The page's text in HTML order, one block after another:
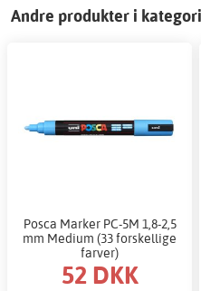
Andre produkter i
Posca Marker PC-5M 1,8-2,5
mm Medium (33 forskellige
farver)
52 DKK